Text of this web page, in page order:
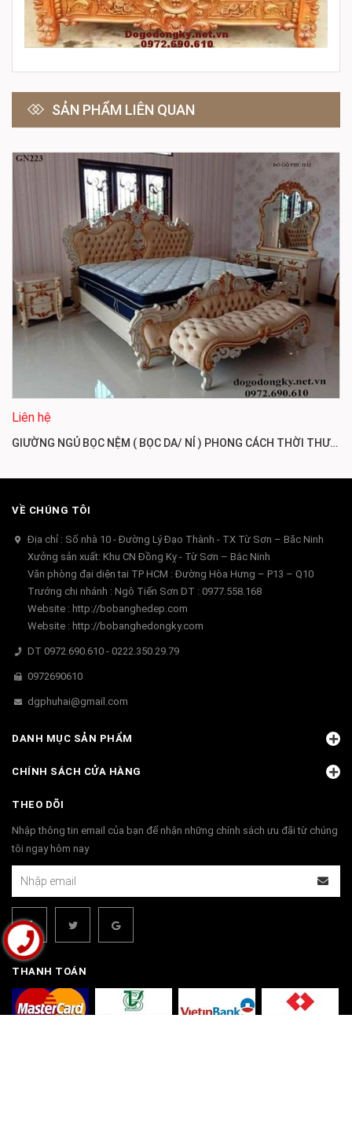
SẢN PHẨM LIÊN QUAN
Liên hệ
GIƯỜNG NGỦ BỌC NỆM ( BỌC DA/ NỈ ) PHONG CÁCH THỜI THƯỢNG GN223
VỀ CHÚNG TÔI
Địa chỉ : Số nhà 10 - Đường Lý Đạo Thành - TX Từ Sơn – Băc Ninh
Xưởng sản xuất: Khu CN Đồng Kỵ - Từ Sơn – Bắc Ninh
Văn phòng đại diện tai TP HCM : Đường Hòa Hưng – P13 – Q10
Trướng chi nhánh : Ngô Tiến Sơn DT : 0977.558.168
Website : http://bobanghedep.com
Website : http://bobanghedongky.com
DT 0972.690.610 - 0222.350.29.79
0972690610
dgphuhai@gmail.com
DANH MỤC SẢN PHẨM
CHÍNH SÁCH CỬA HÀNG
THEO DÕI
Nhập thông tin email của bạn để nhận những chính sách ưu đãi từ chúng
tôi ngay hôm nay
THANH TOÁN